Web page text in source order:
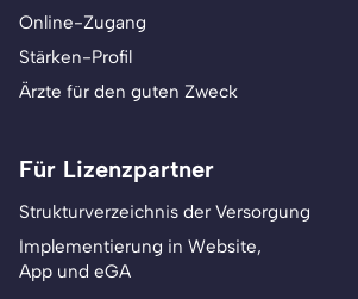
Online-Zugang
Stärken-Profil
Ärzte für den guten Zweck
Für Lizenzpartner
Strukturverzeichnis der Versorgung
Implementierung in Website,
App und eGA